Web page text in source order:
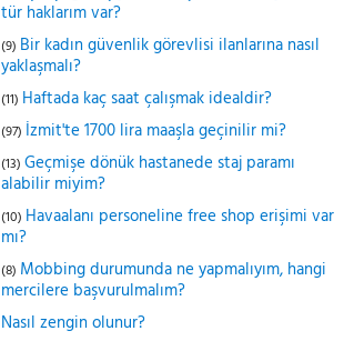
tür haklarım var?
(9) Bir kadın güvenlik görevlisi ilanlarına nasıl
yaklaşmalı?
(11) Haftada kaç saat çalışmak idealdir?
(97) İzmit'te 1700 lira maaşla geçinilir mi?
(13) Geçmişe dönük hastanede staj paramı
alabilir miyim?
(10) Havaalanı personeline free shop erişimi var
mı?
(8) Mobbing durumunda ne yapmalıyım, hangi
mercilere başvurulmalım?
Nasıl zengin olunur?